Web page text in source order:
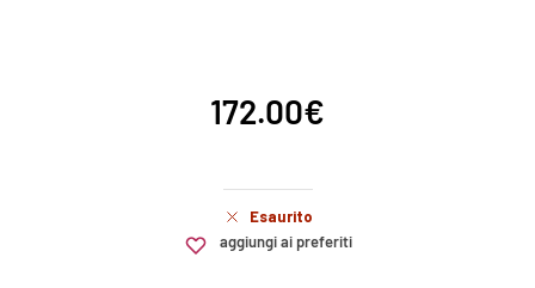
172.00€
Esaurito
aggiungi ai preferiti